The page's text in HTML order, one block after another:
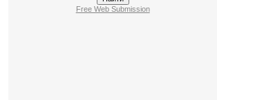
Free Web Submission